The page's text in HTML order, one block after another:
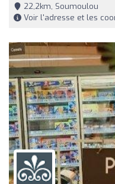
22,2km, Soumoulou
Voir l'adresse et les